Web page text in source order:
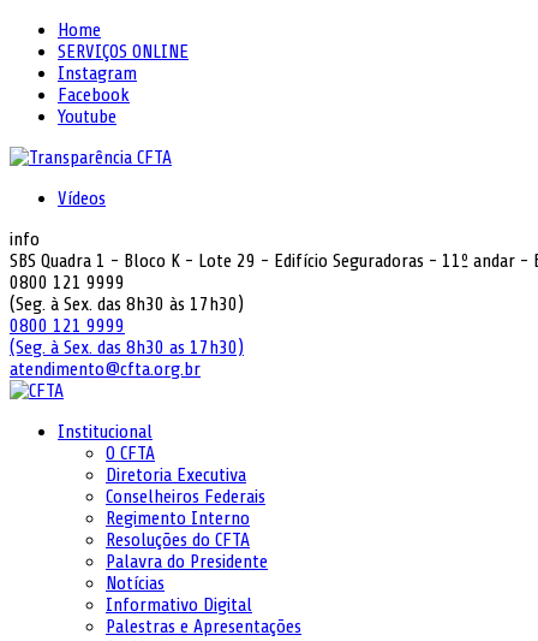
Home
SERVIÇOS ONLINE
Instagram
Facebook
Youtube
Vídeos
info
SBS Quadra 1 - Bloco K - Lote 29 - Edifício Seguradoras - 11º andar
0800 121 9999
(Seg. à Sex. das 8h30 às 17h30)
0800 121 9999
(Seg. à Sex. das 8h30 as 17h30)
atendimento@cfta.org.br
Institucional
O CFTA
Diretoria Executiva
Conselheiros Federais
Regimento Interno
Resoluções do CFTA
Palavra do Presidente
Notícias
Informativo Digital
Palestras e Apresentações